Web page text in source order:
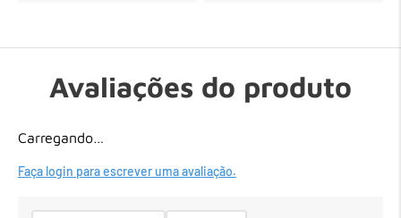
Avaliações do produto
Carregando…
Faça login para escrever uma avaliação.